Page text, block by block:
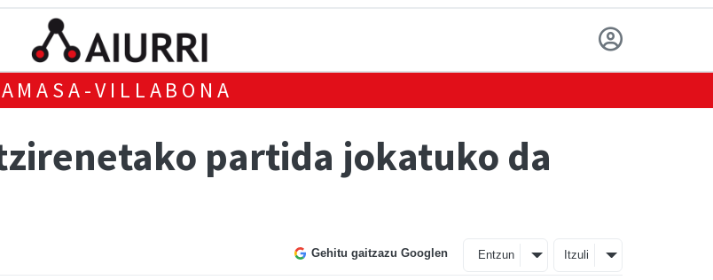
AMASA-VILLABONA
partida jokatuko da
Gehitu gaitzazu Googlen Entzun Itzuli